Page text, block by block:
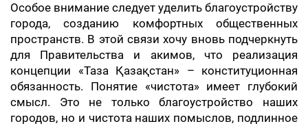
Особое внимание следует уделить благоустройству
города, созданию комфортных общественных
пространств. В этой связи хочу вновь подчеркнуть
для Правительства и акимов, что реализация
концепции «Таза Қазақстан» – конституционная
обязанность. Понятие «чистота» имеет глубокий
смысл. Это не только благоустройство наших
городов, но и чистота наших помыслов, подлинное